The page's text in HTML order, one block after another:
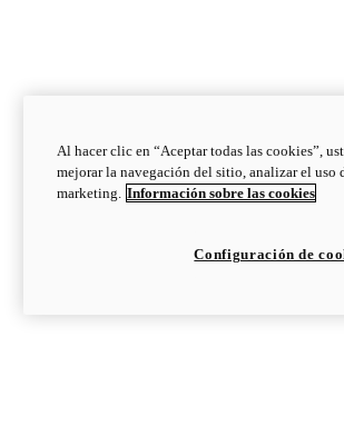
Al hacer clic en “Aceptar todas las cookies”,
mejorar la navegación del sitio, analizar el uso
marketing. Información sobre las cookies
Configuración de